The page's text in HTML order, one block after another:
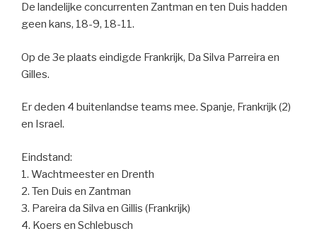
De landelijke concurrenten Zantman en ten Duis hadden
geen kans, 18-9, 18-11.
Op de 3e plaats eindigde Frankrijk, Da Silva Parreira en
Gilles.
Er deden 4 buitenlandse teams mee. Spanje, Frankrijk (2)
en Israel.
Eindstand:
1. Wachtmeester en Drenth
2. Ten Duis en Zantman
3. Pareira da Silva en Gillis (Frankrijk)
4. Koers en Schlebusch